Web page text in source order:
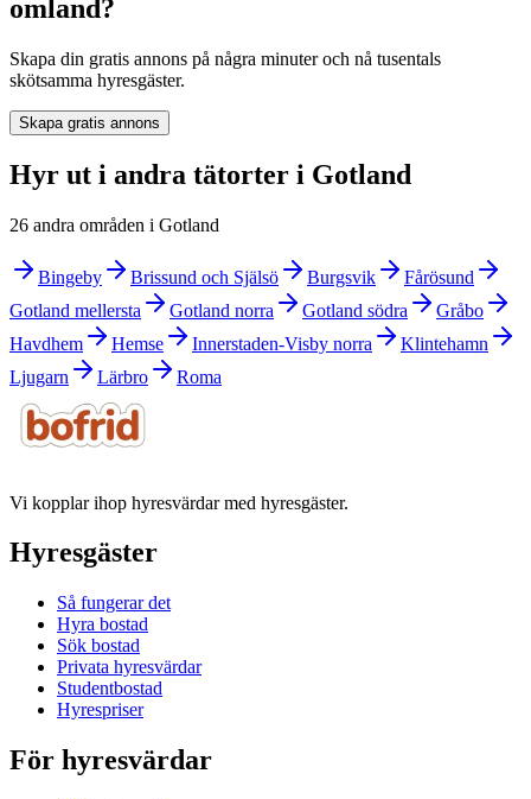
omland?
Skapa din gratis annons på några minuter och nå tusentals
skötsamma hyresgäster.
Skapa gratis annons
Hyr ut i andra tätorter i Gotland
26 andra områden i Gotland
Bingeby Brissund och Själsö Burgsvik
Fårösund
Gotland mellersta
Gotland norra Gotland södra
Gråbo
Havdhem
Hemse Innerstaden-Visby norra
Klintehamn
Ljugarn
Lärbro Roma
Vi kopplar ihop hyresvärdar med hyresgäster.
Hyresgäster
Så fungerar det
Hyra bostad
Sök bostad
Privata hyresvärdar
Studentbostad
Hyrespriser
För hyresvärdar